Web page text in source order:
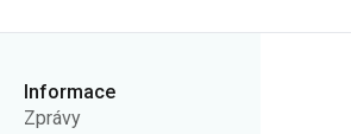
Informace
Zprávy